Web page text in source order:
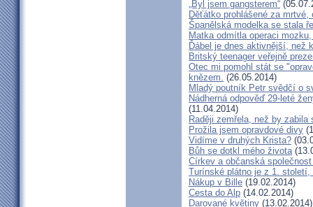
„Byl jsem gangsterem“
Děťátko prohlášené za
Španělská modelka se stala
Matka odmítla operaci
Ďábel je dnes aktivnější, než
Britský teenager veřejně
Otec mi pomohl stát se
knězem. (26.05.2014)
Mladý poutník Petr svědčí o
Nádherná odpověď 29-leté
(11.04.2014)
Raději zemřela, než by zabila
Prožila jsem opravdové divy
Vidíme v druhých Krista?
Bůh se dotkl mého života
Církev a občanská
Turínské plátno je z 1.
Nákup v Bille (19.02.2014)
Cesta do Alp (14.02.2014)
Darované květiny (13.02.2014)